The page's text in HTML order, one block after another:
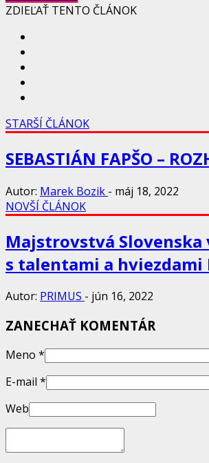
ZDIEĽAŤ TENTO ČLÁNOK
STARŠÍ ČLÁNOK
SEBASTIÁN FAPŠO –
Autor: Marek Bozik - máj 18, 2022
NOVŠÍ ČLÁNOK
Majstrovstvá Slovenska
s talentami a hviezdami
Autor: PRIMUS - jún 16, 2022
ZANECHAŤ KOMENTÁR
Meno *
E-mail *
Web